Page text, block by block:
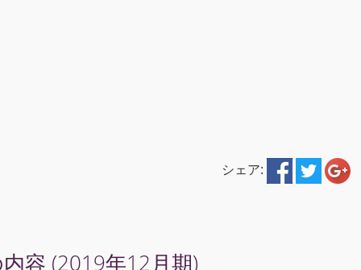
シェア:
容 (2019年12月期)